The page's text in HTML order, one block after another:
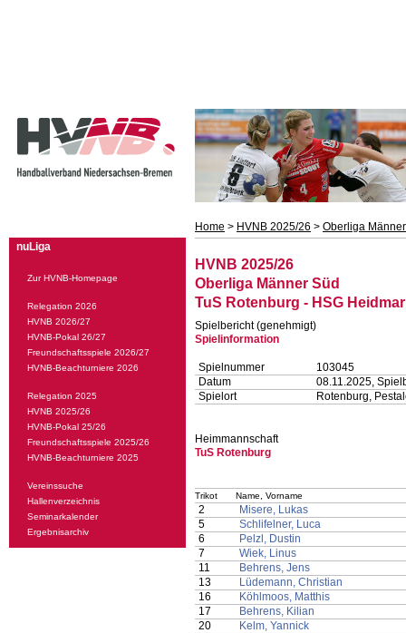
Home > HVNB 2025/26 > Oberliga
nuLiga
Zur HVNB-Homepage
Relegation 2026
HVNB 2026/27
HVNB-Pokal 26/27
Freundschaftsspiele 2026/27
HVNB-Beachturniere 2026
Relegation 2025
HVNB 2025/26
HVNB-Pokal 25/26
Freundschaftsspiele 2025/26
HVNB-Beachturniere 2025
Vereinssuche
Hallenverzeichnis
Seminarkalender
Ergebnisarchiv
HVNB 2025/26
Oberliga Männer Süd
TuS Rotenburg - HSG
Spielbericht (genehmigt)
Spielinformation
Spielnummer
103045
Datum
08.11.2025,
Spielort
Rotenburg,
Heimmannschaft
TuS Rotenburg
Trikot Name, Vorname
2
Misere, Lukas
5
Schlifelner, Luca
6
Pelzl, Dustin
7
Wiek, Linus
11
Behrens, Jens
13
Lüdemann, Christian
16
Köhlmoos, Matthis
17
Behrens, Kilian
20
Kelm, Yannick